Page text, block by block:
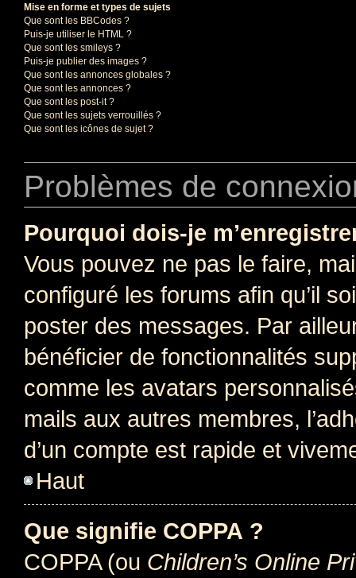
Mise en forme et types de sujets
Que sont les BBCodes ?
Puis-je utiliser le HTML ?
Que sont les smileys ?
Puis-je publier des images ?
Que sont les annonces globales ?
Que sont les annonces ?
Que sont les post-it ?
Que sont les sujets verrouillés ?
Que sont les icônes de sujet ?
Problèmes de
Pourquoi dois-je
Vous pouvez ne pas le faire,
configuré les forums afin qu’il
poster des messages. Par
bénéficier de fonctionnalités
comme les avatars
mails aux autres membres,
d’un compte est rapide et
Haut
Que signifie COPPA ?
COPPA (ou Children’s Online